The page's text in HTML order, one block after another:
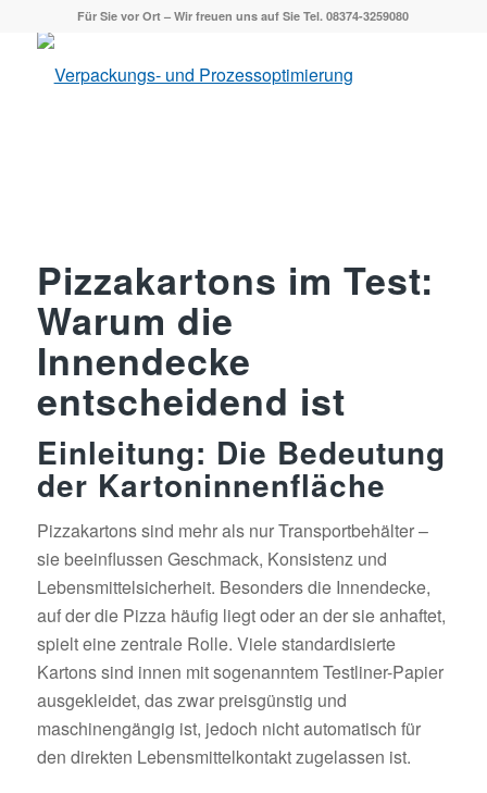
Für Sie vor Ort – Wir freuen uns auf Sie Tel. 08374-3259080
Pizzakartons im Test:
Warum die
Innendecke
entscheidend ist
Einleitung: Die Bedeutung
der Kartoninnenfläche
Pizzakartons sind mehr als nur Transportbehälter –
sie beeinflussen Geschmack, Konsistenz und
Lebensmittelsicherheit. Besonders die Innendecke,
auf der die Pizza häufig liegt oder an der sie anhaftet,
spielt eine zentrale Rolle. Viele standardisierte
Kartons sind innen mit sogenanntem Testliner-Papier
ausgekleidet, das zwar preisgünstig und
maschinengängig ist, jedoch nicht automatisch für
den direkten Lebensmittelkontakt zugelassen ist.